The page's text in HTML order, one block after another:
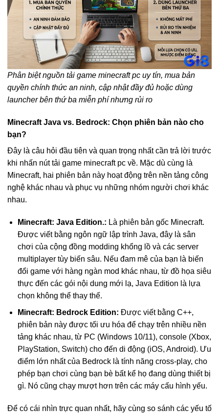
Phân biệt nguồn tải game minecraft pc uy tín, mua bản
quyền chính thức an ninh, cập nhật đầy đủ hoặc dùng
launcher bên thứ ba miễn phí nhưng rủi ro
Minecraft Java vs. Bedrock: Chọn phiên bản nào cho
bạn?
Đây là câu hỏi đầu tiên và quan trọng nhất cần trả lời trước
khi nhấn nút tải game minecraft pc về. Mặc dù cùng là
Minecraft, hai phiên bản này hoạt động trên nền tảng công
nghệ khác nhau và phục vụ những nhóm người chơi khác
nhau.
Minecraft: Java Edition.: Là phiên bản gốc Minecraft.
Được viết bằng ngôn ngữ lập trình Java, đây là sân
chơi của cộng đồng modding khổng lồ và các server
multiplayer tùy biến sâu. Nếu đam mê của bạn là biến
đổi game với hàng ngàn mod khác nhau, từ đồ họa siêu
thực đến các gói nội dung mới lạ, Java Edition là lựa
chọn không thể thay thế.
Minecraft: Bedrock Edition: Được viết bằng C++,
phiên bản này được tối ưu hóa để chạy trên nhiều nền
tảng khác nhau, từ PC (Windows 10/11), console (Xbox,
PlayStation, Switch) cho đến di động (iOS, Android). Ưu
điểm lớn nhất của Bedrock là tính năng cross-play, cho
phép bạn chơi cùng bạn bè bất kể họ đang dùng thiết bị
gì. Nó cũng chạy mượt hơn trên các máy cấu hình yếu.
Để có cái nhìn trực quan nhất, hãy cùng so sánh các yếu tố